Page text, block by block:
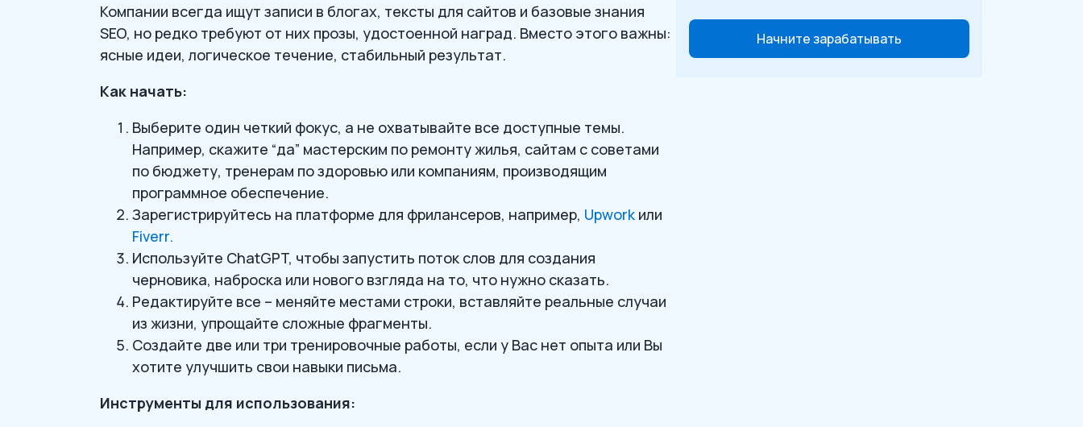
Компании всегда ищут записи в блогах, тексты для сайтов и базовые знания
SEO, но редко требуют от них прозы, удостоенной наград. Вместо этого важны:
ясные идеи, логическое течение, стабильный результат.
Как начать:
Выберите один четкий фокус, а не охватывайте все доступные темы.
Например, скажите “да” мастерским по ремонту жилья, сайтам с советами
по бюджету, тренерам по здоровью или компаниям, производящим
программное обеспечение.
Зарегистрируйтесь на платформе для фрилансеров, например, Upwork или
Fiverr.
Используйте ChatGPT, чтобы запустить поток слов для создания
черновика, наброска или нового взгляда на то, что нужно сказать.
Редактируйте все – меняйте местами строки, вставляйте реальные случаи
из жизни, упрощайте сложные фрагменты.
Создайте две или три тренировочные работы, если у Вас нет опыта или Вы
хотите улучшить свои навыки письма.
Инструменты для использования:
Начните зарабатывать